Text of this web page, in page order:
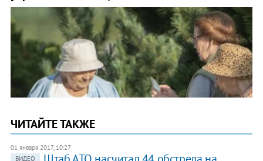
ЧИТАЙТЕ ТАКЖЕ
01 января 2017, 10:27
ВИДЕО